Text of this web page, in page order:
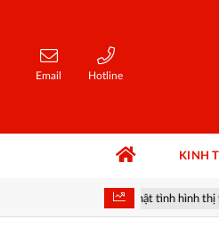
Email Hotline
KINH
Cập nhật tình hình thị trường